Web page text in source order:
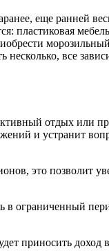
еще ранней
пластиковая
все
отдых или
и устранит
это позволит
в ограниченный
приносить доход